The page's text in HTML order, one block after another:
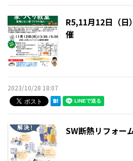
R5,11月12日（日
催
2023/10/28 18:07
SW断熱リフォー